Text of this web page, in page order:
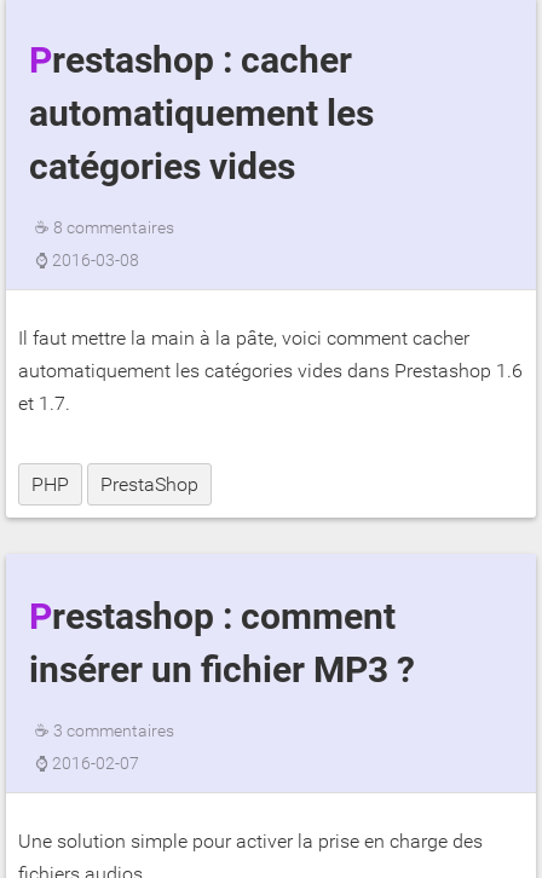
Prestashop : cacher
automatiquement les
catégories vides
☕ 8 commentaires
⌚ 2016-03-08
Il faut mettre la main à la pâte, voici comment cacher
automatiquement les catégories vides dans Prestashop 1.6
et 1.7.
PHP PrestaShop
Prestashop : comment
insérer un fichier MP3 ?
☕ 3 commentaires
⌚ 2016-02-07
Une solution simple pour activer la prise en charge des